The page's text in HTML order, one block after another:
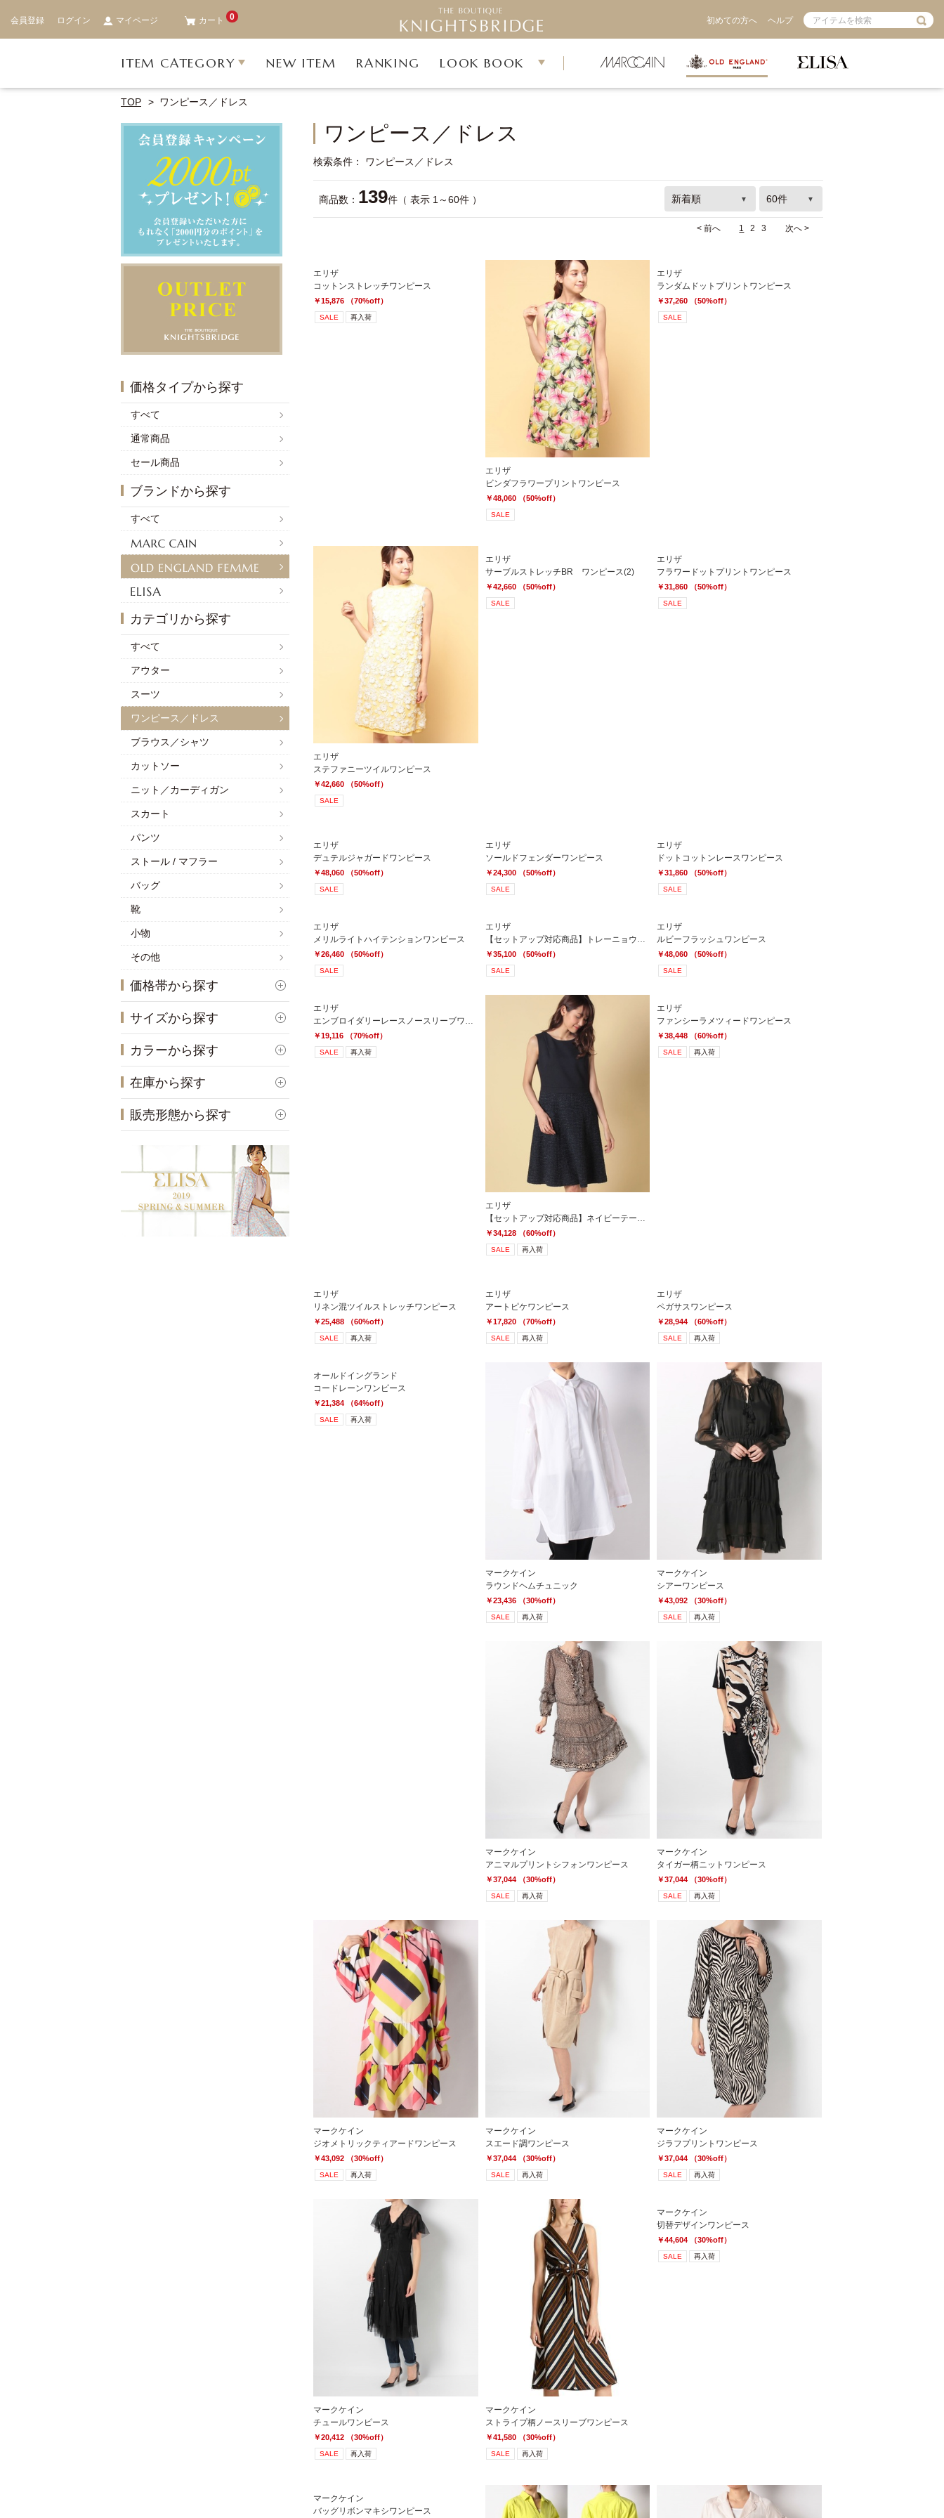
会員登録 ログイン マイページ カート 0 初めての方へ ヘルプ
ITEM CATEGORY NEW ITEM RANKING LOOK BOOK
TOP ワンピース／ドレス
ワンピース／ドレス
検索条件 ワンピース／ドレス
商品数： 139件（ 表示 1～60件 ）
< 前へ 1 2 3 次へ >
エリザ
コットンストレッチワンピース
￥15,876 （70%off）
SALE 再入荷
エリザ
ビンダフラワープリントワンピース
￥48,060 （50%off）
SALE
エリザ
ランダムドットプリントワンピース
￥37,260 （50%off）
SALE
エリザ
ステファニーツイルワンピース
￥42,660 （50%off）
SALE
エリザ
サーブルストレッチBR ワンピース(2)
￥42,660 （50%off）
SALE
エリザ
フラワードットプリントワンピース
￥31,860 （50%off）
SALE
エリザ
デュテルジャガードワンピース
￥48,060 （50%off）
SALE
エリザ
ソールドフェンダーワンピース
￥24,300 （50%off）
SALE
エリザ
ドットコットンレースワンピース
￥31,860 （50%off）
SALE
エリザ
メリルライトハイテンションワンピース
￥26,460 （50%off）
SALE
エリザ
【セットアップ対応商品】トレーニョウステッドワンピース
￥35,100 （50%off）
SALE
エリザ
ルビーフラッシュワンピース
￥48,060 （50%off）
SALE
エリザ
エンブロイダリーレースノースリーブワンピース
￥19,116 （70%off）
SALE 再入荷
エリザ
【セットアップ対応商品】ネイビーテープツイードワンピース
￥34,128 （60%off）
SALE 再入荷
エリザ
ファンシーラメツィードワンピース
￥38,448 （60%off）
SALE 再入荷
エリザ
リネン混ツイルストレッチワンピース
￥25,488 （60%off）
SALE 再入荷
エリザ
アートピケワンピース
￥17,820 （70%off）
SALE 再入荷
エリザ
ペガサスワンピース
￥28,944 （60%off）
SALE 再入荷
オールドイングランド
コードレーンワンピース
￥21,384 （64%off）
SALE 再入荷
マークケイン
ラウンドヘムチュニック
￥23,436 （30%off）
SALE 再入荷
マークケイン
シアーワンピース
￥43,092 （30%off）
SALE 再入荷
マークケイン
アニマルプリントシフォンワンピース
￥37,044 （30%off）
SALE 再入荷
マークケイン
タイガー柄ニットワンピース
￥37,044 （30%off）
SALE 再入荷
マークケイン
ジオメトリックティアードワンピース
￥43,092 （30%off）
SALE 再入荷
マークケイン
スエード調ワンピース
￥37,044 （30%off）
SALE 再入荷
マークケイン
ジラフプリントワンピース
￥37,044 （30%off）
SALE 再入荷
マークケイン
チュールワンピース
￥20,412 （30%off）
SALE 再入荷
マークケイン
ストライプ柄ノースリーブワンピース
￥41,580 （30%off）
SALE 再入荷
マークケイン
切替デザインワンピース
￥44,604 （30%off）
SALE 再入荷
マークケイン
バッグリボンマキシワンピース
価格タイプから探す
すべて
通常商品
セール商品
ブランドから探す
すべて
カテゴリから探す
すべて
アウター
スーツ
ワンピース／ドレス
ブラウス／シャツ
カットソー
ニット／カーディガン
スカート
パンツ
ストール / マフラー
バッグ
靴
小物
その他
価格帯から探す
サイズから探す
カラーから探す
在庫から探す
販売形態から探す